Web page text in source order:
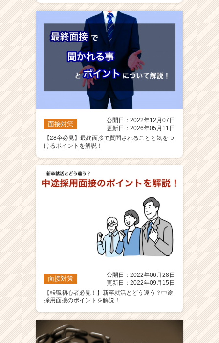
面接対策
公開日：2022年12月07日
更新日：2026年05月11日
【28卒必見】最終面接で質問されることと気をつ
けるポイントを解説！
面接対策
公開日：2022年06月28日
更新日：2022年09月15日
【転職初心者必見！】新卒就活とどう違う？中途
採用面接のポイントを解説！